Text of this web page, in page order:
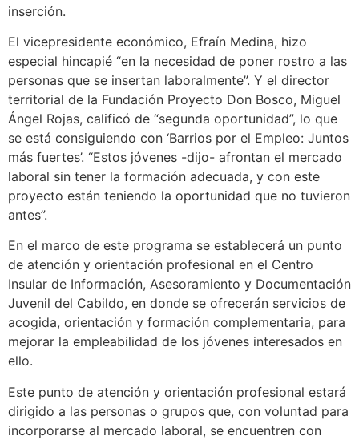
inserción.
El vicepresidente económico, Efraín Medina, hizo
especial hincapié “en la necesidad de poner rostro a las
personas que se insertan laboralmente”. Y el director
territorial de la Fundación Proyecto Don Bosco, Miguel
Ángel Rojas, calificó de “segunda oportunidad”, lo que
se está consiguiendo con ‘Barrios por el Empleo: Juntos
más fuertes’. “Estos jóvenes -dijo- afrontan el mercado
laboral sin tener la formación adecuada, y con este
proyecto están teniendo la oportunidad que no tuvieron
antes”.
En el marco de este programa se establecerá un punto
de atención y orientación profesional en el Centro
Insular de Información, Asesoramiento y Documentación
Juvenil del Cabildo, en donde se ofrecerán servicios de
acogida, orientación y formación complementaria, para
mejorar la empleabilidad de los jóvenes interesados en
ello.
Este punto de atención y orientación profesional estará
dirigido a las personas o grupos que, con voluntad para
incorporarse al mercado laboral, se encuentren con